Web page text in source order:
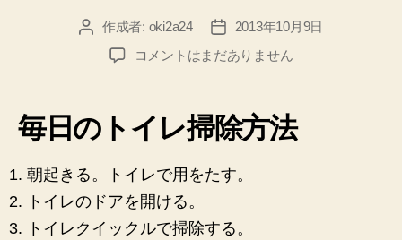
投 作成者: oki2a24
投
稿
日
2013年10月9日
キ
泡
イ
タ
ー
と
コメントはまだありません
毎日のトイレ掃除方法
朝起きる。トイレで用をたす。
トイレのドアを開ける。
トイレクイックルで掃除する。